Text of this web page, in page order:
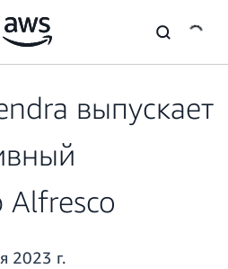
выпускает
Alfresco
2023 г.